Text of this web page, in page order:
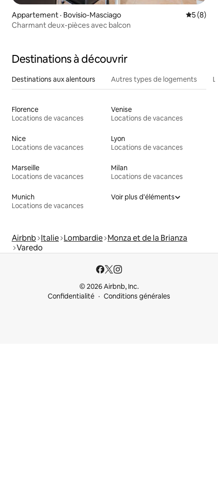
Appartement · Bovisio-Masciago Note
5 (8)
Charmant deux-pièces avec balcon
Destinations à découvrir
Destinations aux alentours Autres types de logements
Florence
Locations de vacances
Venise
Locations de vacances
Nice
Locations de vacances
Lyon
Locations de vacances
Marseille
Locations de vacances
Milan
Locations de vacances
Munich
Locations de vacances
Voir plus d'éléments
Airbnb Italie Lombardie Monza et de la Brianza
Varedo
© 2026 Airbnb, Inc.
Confidentialité
Conditions générales